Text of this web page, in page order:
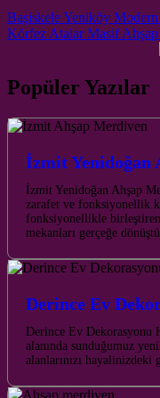
Post navigation
Başiskele Yeniköy
Körfez Atalar Masif Ahşap
Popüler Yazılar
İzmit Yenidoğan
İzmit Yenidoğan Ahşap
zarafet ve fonksiyonellik
fonksiyonellikle
mekanları gerçeğe
Derince Ev
Derince Ev Dekorasyonu
alanında sunduğumuz
alanlarınızı